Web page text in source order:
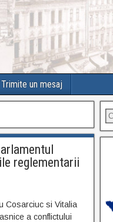
Trimite un mesaj
reglementarii
Cosarciuc si Vitalia
a conflictului